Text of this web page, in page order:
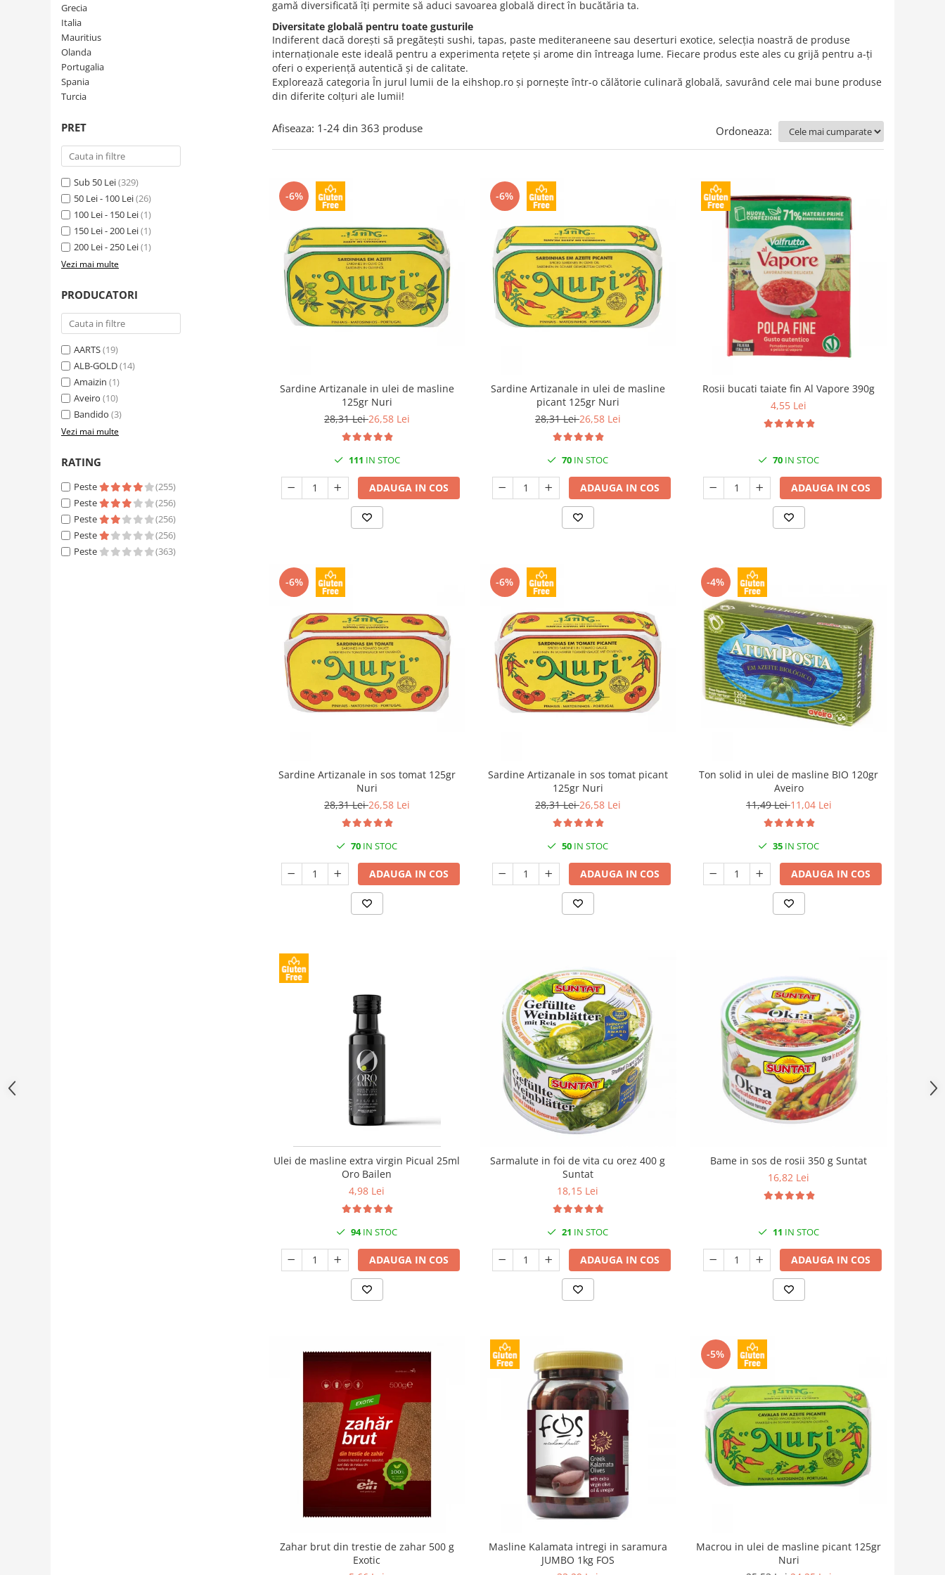
Condimente turcesti
Ghimbir murat la borcan
gamă diversificată îți permite să aduci savoarea globală direct în bucătăria ta.
Diversitate globală pentru toate gusturile
Indiferent dacă dorești să pregătești sushi, tapas, paste mediteraneene sau deserturi exotice, selecția noastră de produse
internaționale este ideală pentru a experimenta rețete și arome din întreaga lume. Fiecare produs este ales cu grijă pentru a-ți
oferi o experiență autentică și de calitate.
Explorează categoria În jurul lumii de la eihshop.ro și pornește într-o călătorie culinară globală, savurând cele mai bune produse
din diferite colțuri ale lumii!
Grecia
Italia
Mauritius
Olanda
Portugalia
Spania
Turcia
PRET
Sub 50 Lei(329)
50 Lei - 100 Lei(26)
100 Lei - 150 Lei(1)
150 Lei - 200 Lei(1)
200 Lei - 250 Lei(1)
Vezi mai multe
PRODUCATORI
AARTS(19)
ALB-GOLD(14)
Amaizin (1)
Aveiro (10)
Bandido (3)
Vezi mai multe
RATING
Peste
(255)
Peste
(256)
Peste
(256)
Peste
(256)
Peste
(363)
Afiseaza: 1-24 din 363 produse Ordoneaza:
-6%
Sardine Artizanale in ulei de masline
125gr Nuri
28,31 Lei26,58 Lei
111 IN STOC
ADAUGA IN COS
-6%
Sardine Artizanale in ulei de masline
picant 125gr Nuri
28,31 Lei26,58 Lei
70 IN STOC
ADAUGA IN COS
Rosii bucati taiate fin Al Vapore 390g
4,55 Lei
70 IN STOC
ADAUGA IN COS
-6%
Sardine Artizanale in sos tomat 125gr
Nuri
28,31 Lei26,58 Lei
70 IN STOC
ADAUGA IN COS
-6%
Sardine Artizanale in sos tomat picant
125gr Nuri
28,31 Lei26,58 Lei
50 IN STOC
ADAUGA IN COS
-4%
Ton solid in ulei de masline BIO 120gr
Aveiro
11,49 Lei11,04 Lei
35 IN STOC
ADAUGA IN COS
Ulei de masline extra virgin Picual 25ml
Oro Bailen
4,98 Lei
94IN STOC
ADAUGA IN COS
Sarmalute in foi de vita cu orez 400 g
Suntat
18,15 Lei
21 IN STOC
ADAUGA IN COS
Bame in sos de rosii 350 g Suntat
16,82 Lei
11 IN STOC
ADAUGA IN COS
Zahar brut din trestie de zahar 500 g
Exotic
Masline Kalamata intregi in saramura
JUMBO 1kg FOS
-5%
Macrou in ulei de masline picant 125gr
Nuri